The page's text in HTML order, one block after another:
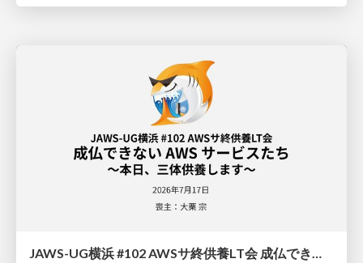
JAWS-UG横浜 #102 AWSサ終供養LT会 成仏できない AWS サービスたち 〜本日、三体供養します〜